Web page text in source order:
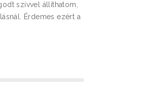
szívvel állíthatom,
Érdemes ezért a